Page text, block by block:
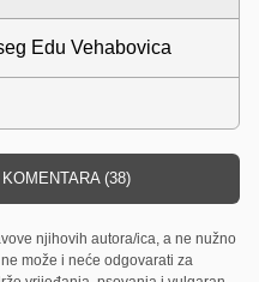
Edu Vehabovica
(38)
njihovih autora/ica, a ne nužno
može i neće odgovarati za